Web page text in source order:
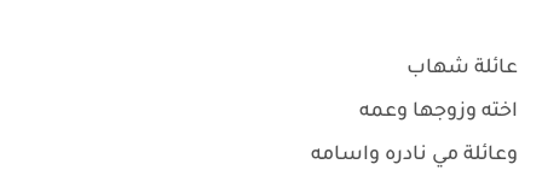
عائلة شهاب
اخته وزوجها وعمه
وعائلة مي نادره واسامه